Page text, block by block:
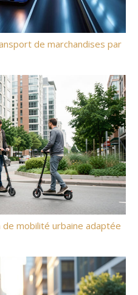
de marchandises par
mobilité urbaine adaptée